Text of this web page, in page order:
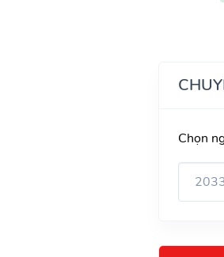
Chọn